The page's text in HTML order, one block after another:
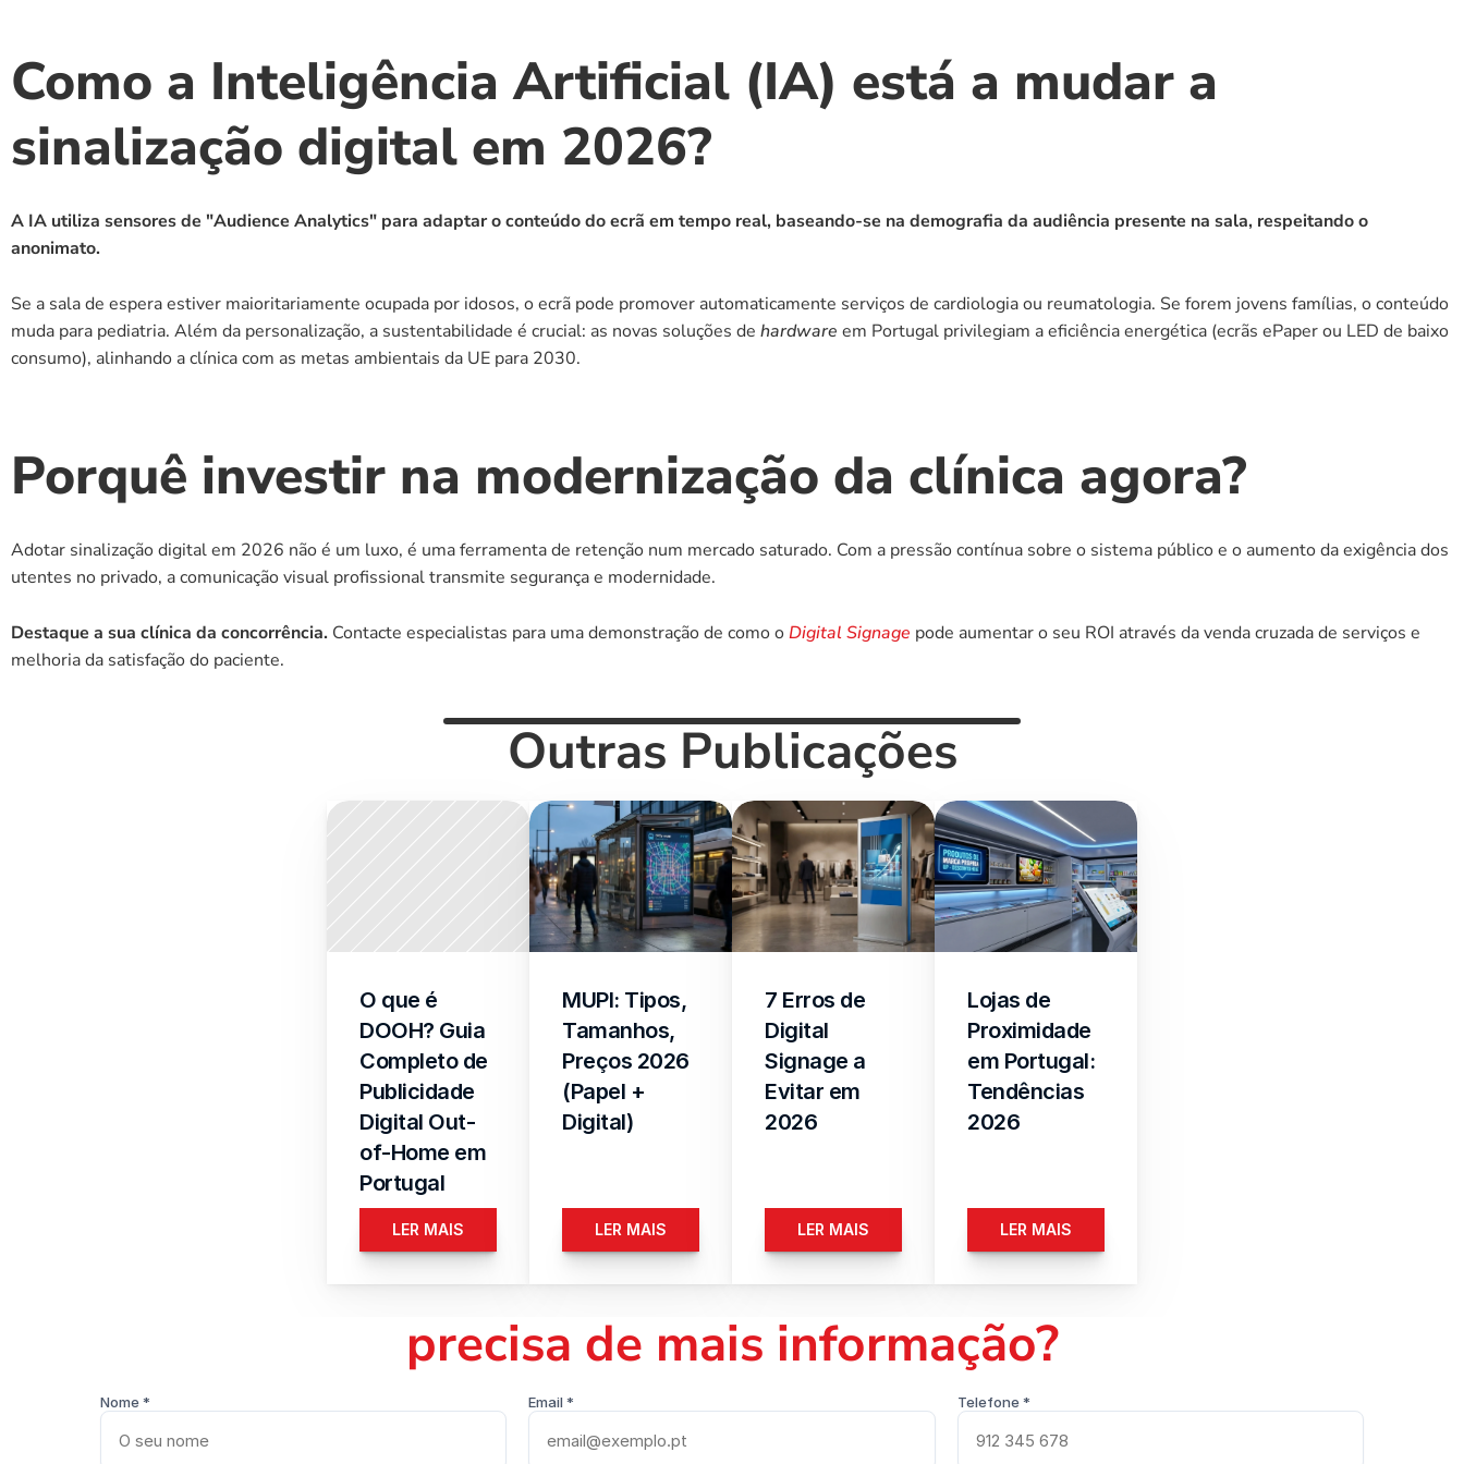
Como a Inteligência Artificial (IA) está a mudar a
sinalização digital em 2026?
A IA utiliza sensores de "Audience Analytics" para adaptar o conteúdo do ecrã em tempo real, baseando-se na demografia da audiência presente na sala, respeitando o
anonimato.
Se a sala de espera estiver maioritariamente ocupada por idosos, o ecrã pode promover automaticamente serviços de cardiologia ou reumatologia. Se forem jovens famílias, o conteúdo
muda para pediatria. Além da personalização, a sustentabilidade é crucial: as novas soluções de hardware em Portugal privilegiam a eficiência energética (ecrãs ePaper ou LED de baixo
consumo), alinhando a clínica com as metas ambientais da UE para 2030.
Porquê investir na modernização da clínica agora?
Adotar sinalização digital em 2026 não é um luxo, é uma ferramenta de retenção num mercado saturado. Com a pressão contínua sobre o sistema público e o aumento da exigência dos
utentes no privado, a comunicação visual profissional transmite segurança e modernidade.
Destaque a sua clínica da concorrência. Contacte especialistas para uma demonstração de como o Digital Signage pode aumentar o seu ROI através da venda cruzada de serviços e
melhoria da satisfação do paciente.
Outras Publicações
O que é
DOOH? Guia
Completo de
Publicidade
Digital Out-
of-Home em
Portugal
LER MAIS
MUPI: Tipos,
Tamanhos,
Preços 2026
(Papel +
Digital)
LER MAIS
7 Erros de
Digital
Signage a
Evitar em
2026
LER MAIS
Lojas de
Proximidade
em Portugal:
Tendências
2026
LER MAIS
precisa de mais informação?
Nome * Email * Telefone *